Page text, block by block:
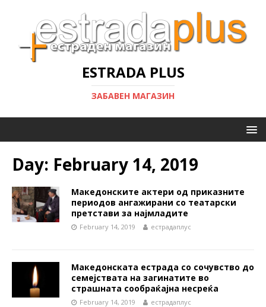
ESTRADA PLUS
ЗАБАВЕН МАГАЗИН
Day: February 14, 2019
Македонските актери од приказните
периодов ангажирани со театарски
претстави за најмладите
February 14, 2019 естрадаплус
Македонската естрада со сочувство до
семејствата на загинатите во
страшната сообраќајна несреќа
February 14, 2019 естрадаплус